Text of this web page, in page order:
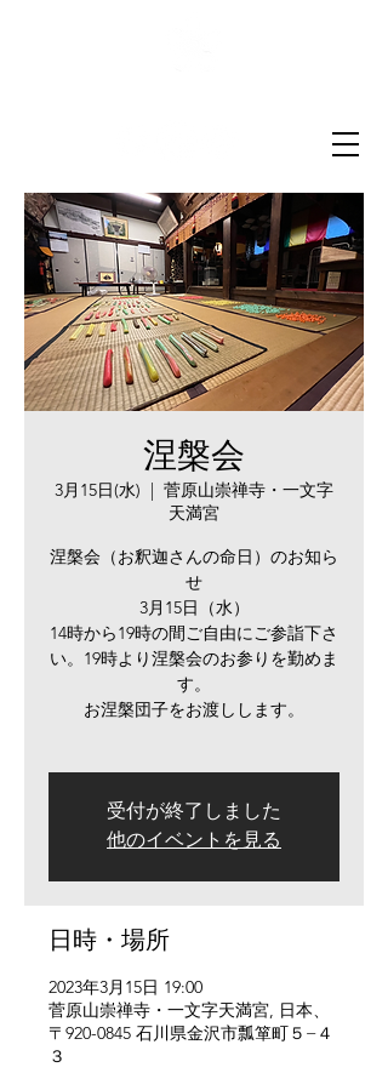
涅槃会
3月15日(水)
  |
菅原山崇禅寺・一文字
天満宮
涅槃会（お釈迦さんの命日）のお知ら
せ
3月15日（水）
14時から19時の間ご自由にご参詣下さ
い。19時より涅槃会のお参りを勤めま
す。
お涅槃団子をお渡しします。
受付が終了しました
他のイベントを見る
日時・場所
2023年3月15日 19:00
菅原山崇禅寺・一文字天満宮, 日本、
〒920-0845 石川県金沢市瓢箪町５−４
３